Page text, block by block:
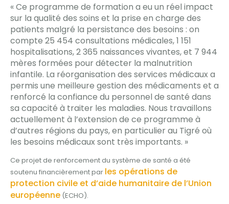
« Ce programme de formation a eu un réel impact
sur la qualité des soins et la prise en charge des
patients malgré la persistance des besoins : on
compte 25 454 consultations médicales, 1 151
hospitalisations, 2 365 naissances vivantes, et 7 944
mères formées pour détecter la malnutrition
infantile. La réorganisation des services médicaux a
permis une meilleure gestion des médicaments et a
renforcé la confiance du personnel de santé dans
sa capacité à traiter les maladies. Nous travaillons
actuellement à l’extension de ce programme à
d’autres régions du pays, en particulier au Tigré où
les besoins médicaux sont très importants. »
Ce projet de renforcement du système de santé a été
soutenu financièrement par les opérations de
protection civile et d’aide humanitaire de l’Union
européenne (ECHO).